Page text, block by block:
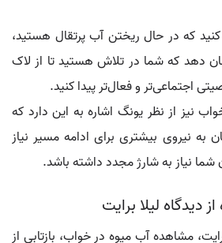
که در حال ریختن آب پرتقال هستید،
دهد که شما در تلاش هستید تا از لاک
اجتماعی‌تر و فعال‌تر پیدا کنید.
نیز از نظر یونگ اشاره به این دارد که
به نیروی بیشتری برای ادامه مسیر نیاز
شما نیاز به شارژ مجدد داشته باشد.
دیدگاه لیلا برایت
مشاهده آب میوه در خواب، بازتابی از